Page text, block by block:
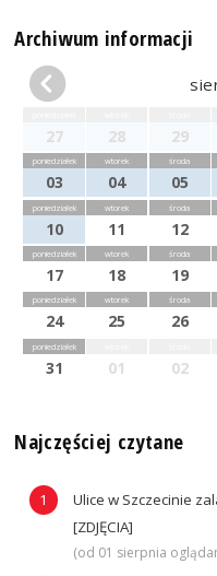
Archiwum informacji
27 28 29
poniedziałek
03
wtorek
04
środa
05
poniedziałek
10
wtorek
11
środa
12
poniedziałek
17
wtorek
18
środa
19
poniedziałek
24
wtorek
25
środa
26
poniedziałek
31 01 02
Najczęściej czytane
Ulice w Szczecinie
[ZDJĘCIA]
(od 01 sierpnia